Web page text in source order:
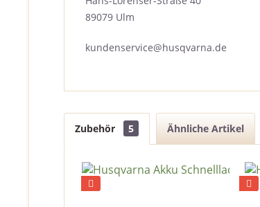
89079 Ulm
kundenservice@husqvarna.de
Zubehör 5 Ähnliche Artikel